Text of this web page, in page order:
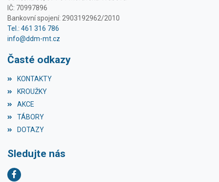
IČ: 70997896
Bankovní spojení: 2903192962/2010
Tel.: 461 316 786
info@ddm-mt.cz
Časté odkazy
KONTAKTY
KROUŽKY
AKCE
TÁBORY
DOTAZY
Sledujte nás